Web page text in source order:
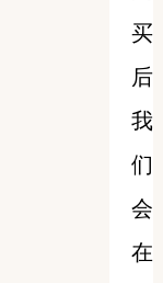
买
后
我
们
会
在